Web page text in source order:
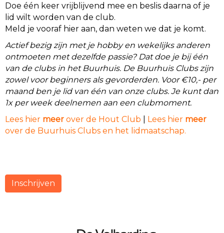
Doe één keer vrijblijvend mee en beslis daarna of je
lid wilt worden van de club.
Meld je vooraf hier aan, dan weten we dat je komt.
Actief bezig zijn met je hobby en wekelijks anderen
ontmoeten met dezelfde passie? Dat doe je bij één
van de clubs in het Buurhuis. De Buurhuis Clubs zijn
zowel voor beginners als gevorderden. Voor €10,- per
maand ben je lid van één van onze clubs. Je kunt dan
1x per week deelnemen aan een clubmoment.
Lees hier meer over de Hout Club Lees hier meer
over de Buurhuis Clubs en het lidmaatschap.
Inschrijven